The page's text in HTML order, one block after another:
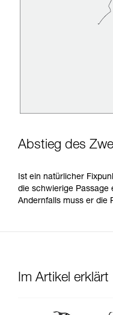
Abstieg des
Ist ein natürlicher
die schwierige Passage
Andernfalls muss er die
Im Artikel erklärt